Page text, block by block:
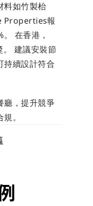
料如竹製枱
Properties報
在香港，
建議安裝節
持續設計符合
廳，提升競爭
。